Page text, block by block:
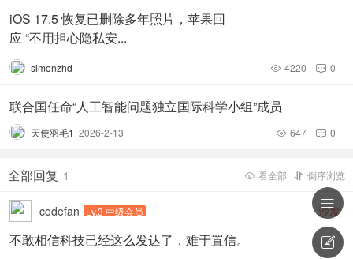
位，软件也不再需要死板的预设动作，玩家可以随心所欲的
开展与虚拟世界的交互。
交互方面，不仅可以摆脱掉预设动作的"枷锁"，多种感官的
在《元宇宙·十日谈》前面的文章谈到过，VR游戏会给玩家
品缺乏实体导致的视觉和触觉产生割裂。
而在脑机接口的信号双向传输，也让元宇宙能够跨越这个难
题。在脑机接口的元宇宙中，你触摸一块石头，你能感受到
iOS 17.5 恢复已删除多年照片，苹果回
应 “不用担心隐私安...
simonzhd  0
 4220
联合国任命“人工智能问题独立国际科学小组”成员
天使羽毛1 2026-2-13  0
 647
 倒序浏览
 看全部
全部回复 1
codefan Lv.3 中级会员 沙发
不敢相信科技已经这么发达了，难于置信。

